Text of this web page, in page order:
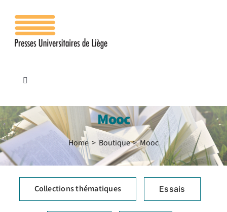
contenu
Toggle
Accueil
Les presses
Mooc
Home Boutique Mooc
Collections thématiques Essais